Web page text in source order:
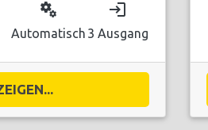
miscellaneous_services
Automatisch
login
3 Ausgang